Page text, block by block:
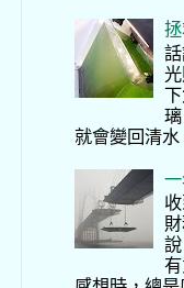
就會變回清